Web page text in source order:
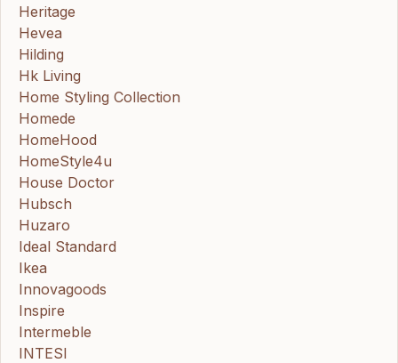
Heritage
Hevea
Hilding
Hk Living
Home Styling Collection
Homede
HomeHood
HomeStyle4u
House Doctor
Hubsch
Huzaro
Ideal Standard
Ikea
Innovagoods
Inspire
Intermeble
INTESI